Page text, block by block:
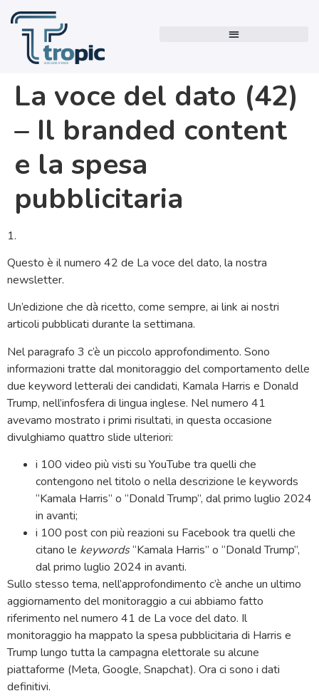
La voce del dato (42)
– Il branded content
e la spesa
pubblicitaria
1.
Questo è il numero 42 de La voce del dato, la nostra
newsletter.
Un’edizione che dà ricetto, come sempre, ai link ai nostri
articoli pubblicati durante la settimana.
Nel paragrafo 3 c’è un piccolo approfondimento. Sono
informazioni tratte dal monitoraggio del comportamento delle
due keyword letterali dei candidati, Kamala Harris e Donald
Trump, nell’infosfera di lingua inglese. Nel numero 41
avevamo mostrato i primi risultati, in questa occasione
divulghiamo quattro slide ulteriori:
i 100 video più visti su YouTube tra quelli che
contengono nel titolo o nella descrizione le keywords
“Kamala Harris” o “Donald Trump”, dal primo luglio 2024
in avanti;
i 100 post con più reazioni su Facebook tra quelli che
citano le keywords“Kamala Harris” o “Donald Trump”,
dal primo luglio 2024 in avanti.
Sullo stesso tema, nell’approfondimento c’è anche un ultimo
aggiornamento del monitoraggio a cui abbiamo fatto
riferimento nel numero 41 de La voce del dato. Il
monitoraggio ha mappato la spesa pubblicitaria di Harris e
Trump lungo tutta la campagna elettorale su alcune
piattaforme (Meta, Google, Snapchat). Ora ci sono i dati
definitivi.